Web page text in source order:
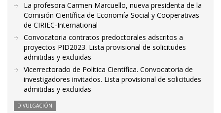
La profesora Carmen Marcuello, nueva presidenta de la
Comisión Científica de Economía Social y Cooperativas
de CIRIEC-International
Convocatoria contratos predoctorales adscritos a
proyectos PID2023. Lista provisional de solicitudes
admitidas y excluidas
Vicerrectorado de Política Científica. Convocatoria de
investigadores invitados. Lista provisional de solicitudes
admitidas y excluidas
DIVULGACIÓN